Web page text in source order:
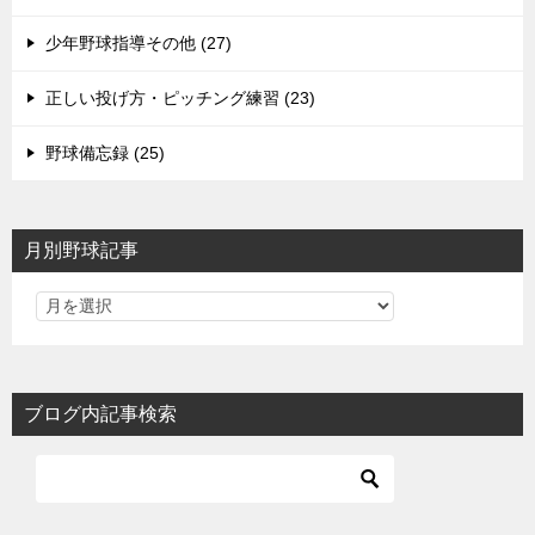
少年野球指導その他 (27)
正しい投げ方・ピッチング練習 (23)
野球備忘録 (25)
月別野球記事
ブログ内記事検索